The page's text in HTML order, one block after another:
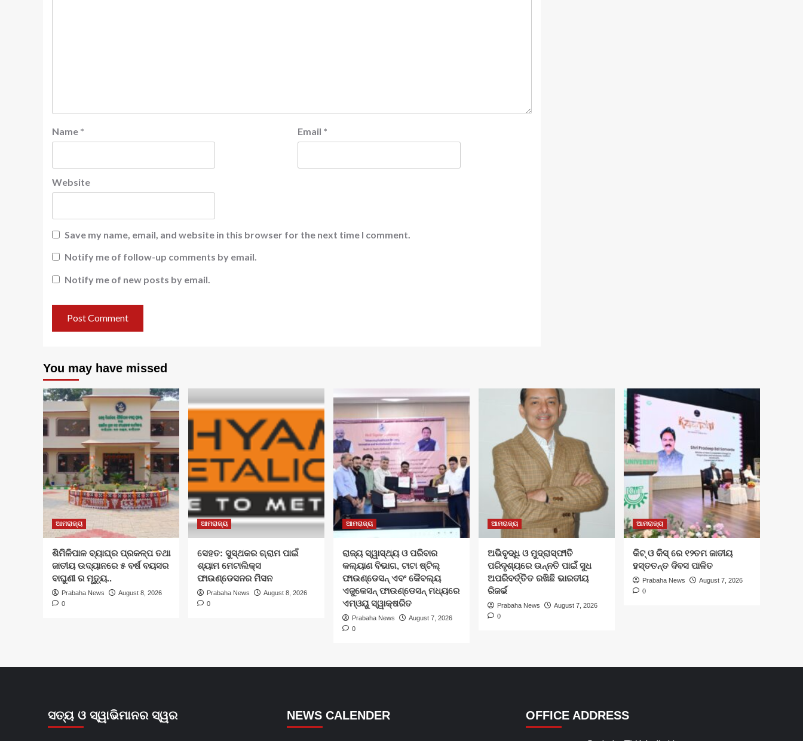
Name * Email *
Website
Save my name, email, and website in this browser for the next time I comment.
Notify me of follow-up comments by email.
Notify me of new posts by email.
You may have missed
ଆମରାଜ୍ୟ
ଶିମିଳିପାଳ ବ୍ୟାଘ୍ର ପ୍ରକଳ୍ପ ତଥା
ଜାତୀୟ ଉଦ୍ୟାନରେ ୫ ବର୍ଷ ବୟସର
ବାଘୁଣୀ ର ମୃତ୍ୟୁ..
Prabaha News
August 8, 2026
0
ଆମରାଜ୍ୟ
ସେହତ: ସୁସ୍ଥକର ଗ୍ରାମ ପାଇଁ
ଶ୍ୟାମ ମେଟାଲିକ୍ସ
ଫାଉଣ୍ଡେସନର ମିସନ
Prabaha News
August 8, 2026
0
ଆମରାଜ୍ୟ
ରାଜ୍ୟ ସ୍ୱାସ୍ଥ୍ୟ ଓ ପରିବାର
କଲ୍ୟାଣ ବିଭାଗ, ଟାଟା ଷ୍ଟିଲ୍
ଫାଉଣ୍ଡେସନ୍ ଏବଂ କୈବଲ୍ୟ
ଏଜୁକେସନ୍ ଫାଉଣ୍ଡେସନ୍ ମଧ୍ୟରେ
ଏମ୍‌ଓୟୁ ସ୍ୱାକ୍ଷରିତ
Prabaha News
August 7, 2026
0
ଆମରାଜ୍ୟ
ଅଭିବୃଦ୍ଧି ଓ ମୁଦ୍ରାସ୍ଫୀତି
ପରିଦୃଶ୍ୟରେ ଉନ୍ନତି ପାଇଁ ସୁଧ
ଅପରିବର୍ତ୍ତିତ ରଖିଛି ଭାରତୀୟ
ରିଜର୍ଭ
Prabaha News
August 7, 2026
0
ଆମରାଜ୍ୟ
କିଟ୍‍ ଓ କିସ୍‍ ରେ ୧୨ତମ ଜାତୀୟ
ହସ୍ତତନ୍ତ ଦିବସ ପାଳିତ
Prabaha News
August 7, 2026
0
ସତ୍ୟ ଓ ସ୍ୱାଭିମାନର ସ୍ୱର NEWS CALENDER OFFICE ADDRESS